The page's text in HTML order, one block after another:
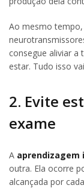
Ao mesmo
consegue aliviar a
estar. Tudo isso
2. Evite
exame
A
outra. Ela ocorre
alcançada por